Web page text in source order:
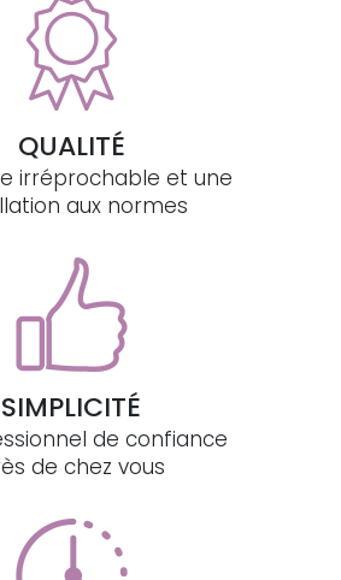
QUALITÉ
irréprochable et une
aux normes
SIMPLICITÉ
de confiance
de chez vous